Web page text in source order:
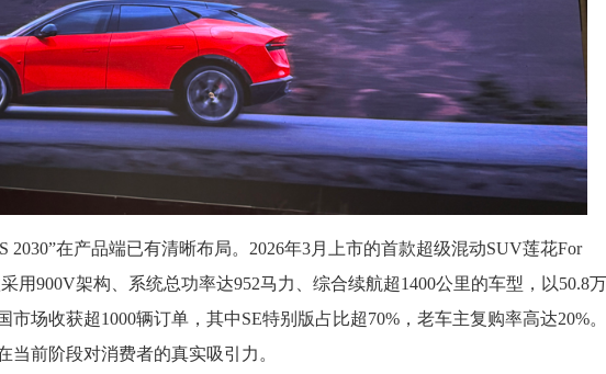
2030”在产品端已有清晰布局。2026年3月上市的首款超级混动SUV莲花For
用900V架构、系统总功率达952马力、综合续航超1400公里的车型，以50.8万
场收获超1000辆订单，其中SE特别版占比超70%，老车主复购率高达20%。
前阶段对消费者的真实吸引力。